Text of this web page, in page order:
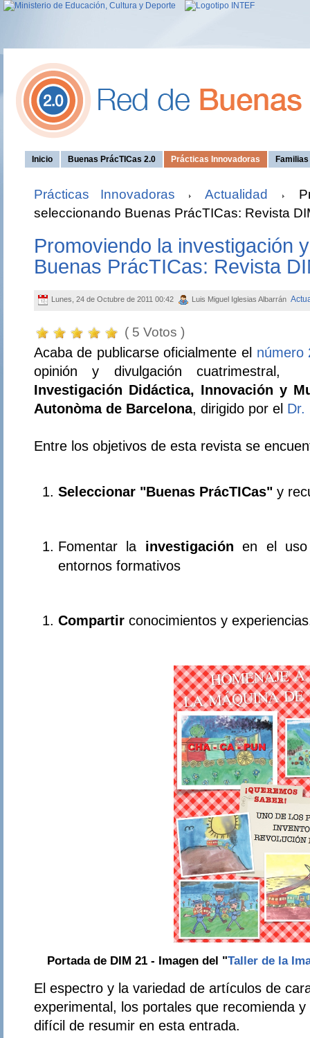
Inicio Buenas PrácTICas 2.0 Prácticas Innovadoras
Prácticas Innovadoras Actualidad
seleccionando Buenas PrácTICas: Revista
Promoviendo la investigación
Buenas PrácTICas: Revista
Lunes, 24 de Octubre de 2011 00:42 Luis Miguel Iglesias Albarrán
( 5 Votos )
Acaba de publicarse oficialmente el número
opinión y divulgación
Investigación Didáctica, Innovación y
Autonòma de Barcelona, dirigido por el Dr.
Entre los objetivos de esta revista se
Seleccionar "Buenas PrácTICas"y
Fomentar la investigaciónen el
entornos formativos
Compartir conocimientos y
Portada de DIM 21 - Imagen del "Taller de la
El espectro y la variedad de artículos de
experimental, los portales que recomienda
difícil de resumir en esta entrada.